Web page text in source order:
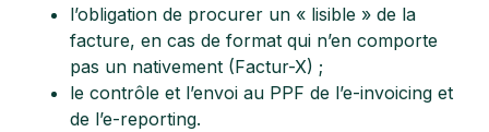
l’obligation de procurer un « lisible » de la
facture, en cas de format qui n’en comporte
pas un nativement (Factur-X) ;
le contrôle et l’envoi au PPF de l’e-invoicing et
de l’e-reporting.